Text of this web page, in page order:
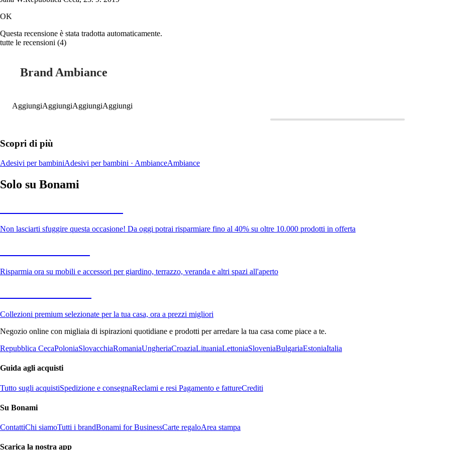
OK
Questa recensione è stata tradotta automaticamente.
tutte le recensioni (4)
Brand Ambiance
AggiungiAggiungiAggiungiAggiungi
Scopri di più
Adesivi per bambiniAdesivi per bambini · AmbianceAmbiance
Solo su Bonami
Non lasciarti sfuggire questa occasione! Da oggi potrai risparmiare fino al 40% su oltre 10.000 prodotti in offerta
Risparmia ora su mobili e accessori per giardino, terrazzo, veranda e altri spazi all'aperto
Collezioni premium selezionate per la tua casa, ora a prezzi migliori
Negozio online con migliaia di ispirazioni quotidiane e prodotti per arredare la tua casa come piace a te.
Repubblica CecaPoloniaSlovacchiaRomaniaUngheriaCroaziaLituaniaLettoniaSloveniaBulgariaEstoniaItalia
Guida agli acquisti
Tutto sugli acquistiSpedizione e consegnaReclami e resi Pagamento e fattureCrediti
Su Bonami
ContattiChi siamoTutti i brandBonami for BusinessCarte regaloArea stampa
Scarica la nostra app